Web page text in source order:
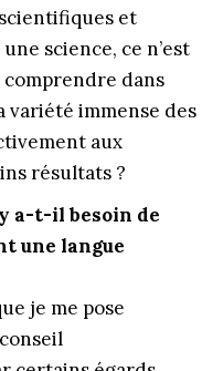
et
science, ce n’est
comprendre dans
variété immense des
aux
résultats ?
a-t-il besoin de
une langue
je me pose